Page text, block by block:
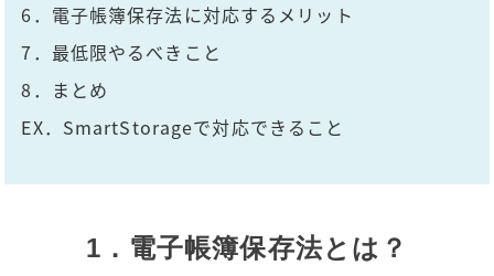
6．電子帳簿保存法に対応するメリット
7．最低限やるべきこと
8．まとめ
EX．SmartStorageで対応できること
1．電子帳簿保存法とは？